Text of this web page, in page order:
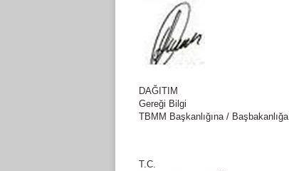
DAĞITIM
Gereği Bilgi
TBMM Başkanlığına / Başbakanlığa
T.C.